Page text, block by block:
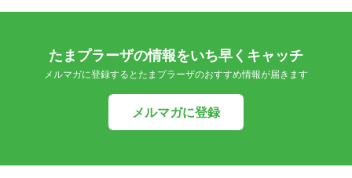
たまプラーザの情報をいち早くキャッチ
メルマガに登録するとたまプラーザのおすすめ情報が届きます
メルマガに登録